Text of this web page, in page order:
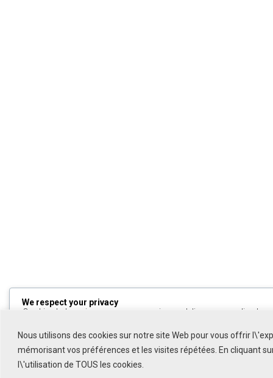
Nous utilisons des cookies sur notre site Web pour vous offrir
mémorisant vos préférences et les visites répétées. En cliquant
l\'utilisation de TOUS les cookies.
We respect your privacy
Cookies help us improve your experience, deliver personalized
Allto decline non-essential cookies.